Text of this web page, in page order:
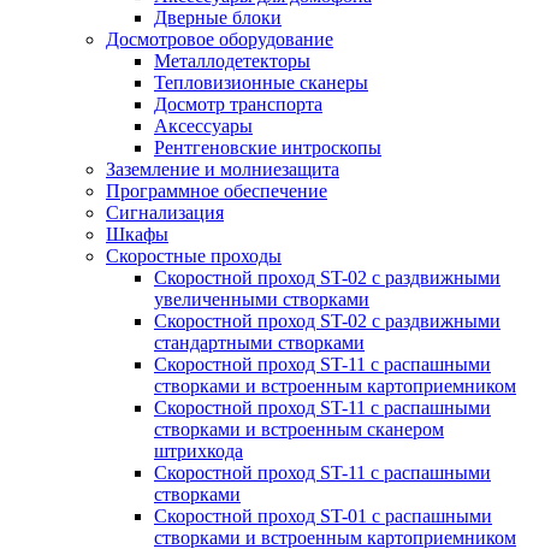
Дверные блоки
Досмотровое оборудование
Металлодетекторы
Тепловизионные сканеры
Досмотр транспорта
Аксессуары
Рентгеновские интроскопы
Заземление и молниезащита
Программное обеспечение
Сигнализация
Шкафы
Скоростные проходы
Скоростной проход ST-02 с раздвижными
увеличенными створками
Скоростной проход ST-02 с раздвижными
стандартными створками
Скоростной проход ST-11 с распашными
створками и встроенным картоприемником
Скоростной проход ST-11 с распашными
створками и встроенным сканером
штрихкода
Скоростной проход ST-11 с распашными
створками
Скоростной проход ST-01 с распашными
створками и встроенным картоприемником